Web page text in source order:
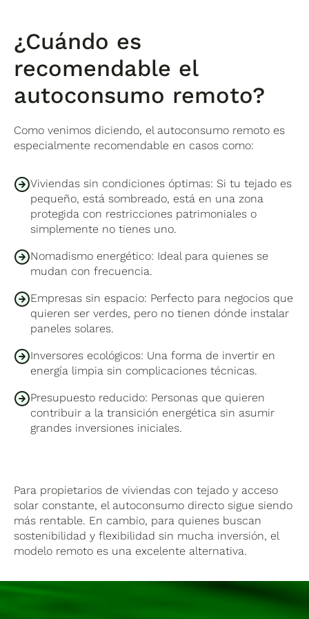
transportarla, mientras que el autoconsumo
remoto depende de las redes de
distribución, con su correspondiente pérdida
energética.
en áreas urbanas, mientras que el
autoconsumo directo requiere de espacio
propio. La flexibilidad que ofrece el modelo
de edificios sin azotea accesible o con bajo
¿Cuándo es
recomendable el
autoconsumo remoto?
Como venimos diciendo, el autoconsumo remoto es
especialmente recomendable en casos como:
Viviendas sin condiciones óptimas: Si tu tejado es
pequeño, está sombreado, está en una zona
protegida con restricciones patrimoniales o
simplemente no tienes uno.
Nomadismo energético: Ideal para quienes se
mudan con frecuencia.
Empresas sin espacio: Perfecto para negocios que
quieren ser verdes, pero no tienen dónde instalar
paneles solares.
Inversores ecológicos: Una forma de invertir en
energía limpia sin complicaciones técnicas.
Presupuesto reducido: Personas que quieren
contribuir a la transición energética sin asumir
grandes inversiones iniciales.
Para propietarios de viviendas con tejado y acceso
solar constante, el autoconsumo directo sigue siendo
más rentable. En cambio, para quienes buscan
sostenibilidad y flexibilidad sin mucha inversión, el
modelo remoto es una excelente alternativa.